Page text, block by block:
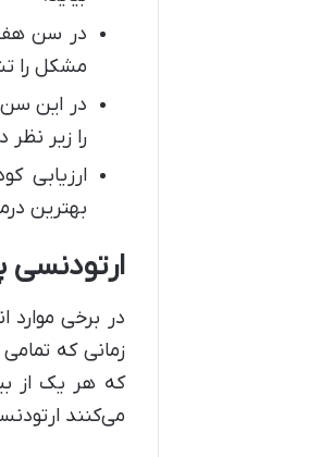
در سن
مشکل را
در این
را زیر نظر
ارزیابی
بهترین
در برخی
زمانی که
که هر یک از
می‌کنند